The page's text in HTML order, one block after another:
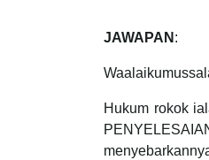
JAWAPAN :
Hukum rokok